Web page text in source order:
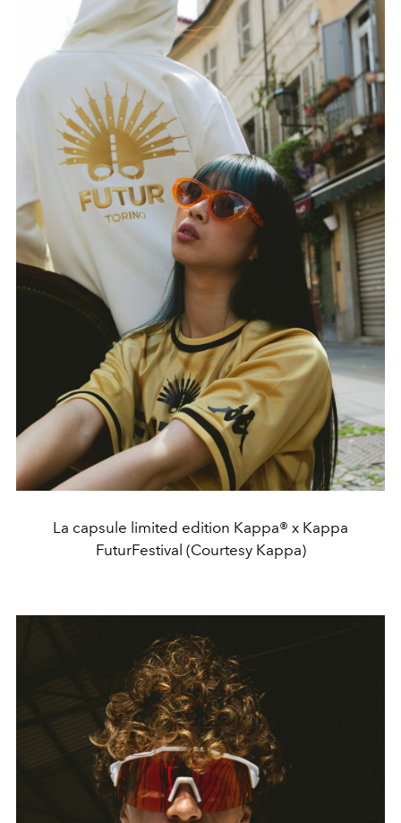
La capsule limited edition Kappa® x Kappa
FuturFestival (Courtesy Kappa)